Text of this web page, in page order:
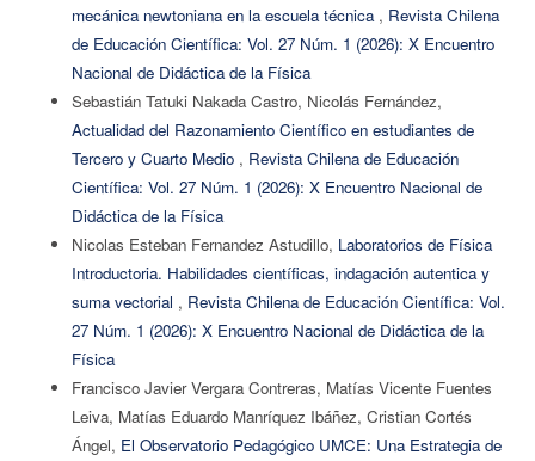
mecánica newtoniana en la escuela técnica , Revista Chilena
de Educación Científica: Vol. 27 Núm. 1 (2026): X Encuentro
Nacional de Didáctica de la Física
Sebastián Tatuki Nakada Castro, Nicolás Fernández,
Actualidad del Razonamiento Científico en estudiantes de
Tercero y Cuarto Medio , Revista Chilena de Educación
Científica: Vol. 27 Núm. 1 (2026): X Encuentro Nacional de
Didáctica de la Física
Nicolas Esteban Fernandez Astudillo, Laboratorios de Física
Introductoria. Habilidades científicas, indagación autentica y
suma vectorial , Revista Chilena de Educación Científica: Vol.
27 Núm. 1 (2026): X Encuentro Nacional de Didáctica de la
Física
Francisco Javier Vergara Contreras, Matías Vicente Fuentes
Leiva, Matías Eduardo Manríquez Ibáñez, Cristian Cortés
Ángel, El Observatorio Pedagógico UMCE: Una Estrategia de